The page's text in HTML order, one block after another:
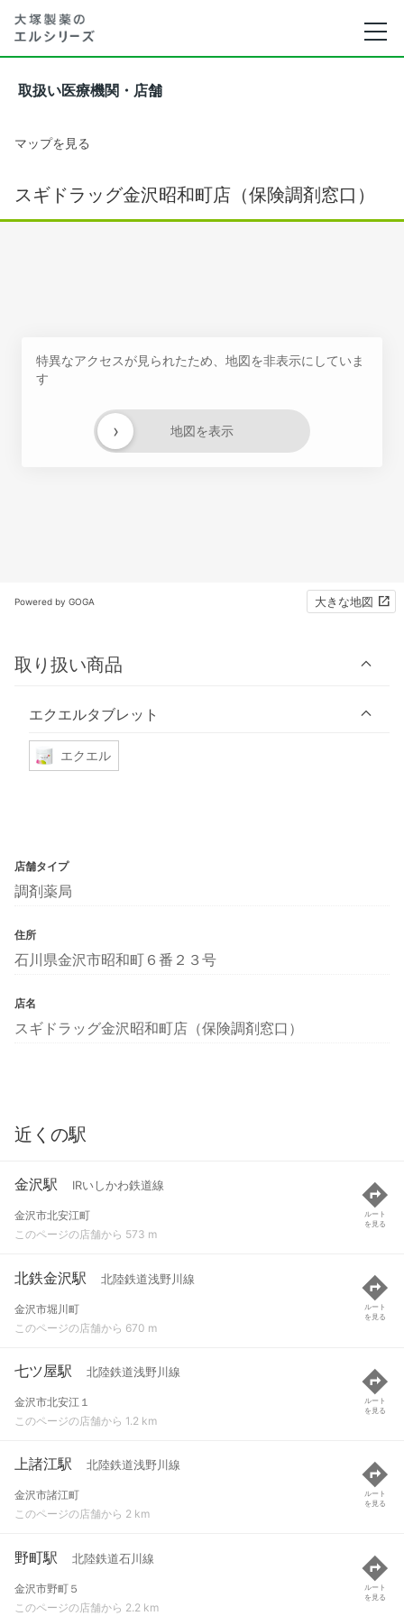
取扱い医療機関・店舗
マップを見る
スギドラッグ金沢昭和町店（保険調剤窓口）
特異なアクセスが見られたため、地図を非表示にしていま
す
地図を表示
›
Powered by GOGA 大きな地図
取り扱い商品
エクエルタブレット
エクエル
店舗タイプ
調剤薬局
住所
石川県金沢市昭和町６番２３号
店名
スギドラッグ金沢昭和町店（保険調剤窓口）
近くの駅
金沢駅 IRいしかわ鉄道線
金沢市北安江町
このページの店舗から 573 m
ルート
を見る
北鉄金沢駅 北陸鉄道浅野川線
金沢市堀川町
このページの店舗から 670 m
ルート
を見る
七ツ屋駅 北陸鉄道浅野川線
金沢市北安江１
このページの店舗から 1.2 km
ルート
を見る
上諸江駅 北陸鉄道浅野川線
金沢市諸江町
このページの店舗から 2 km
ルート
を見る
野町駅 北陸鉄道石川線
金沢市野町５
このページの店舗から 2.2 km
ルート
を見る